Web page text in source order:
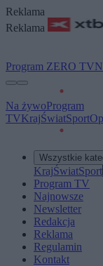
Reklama
Reklama
Program ZERO TV
Na żywoProgram
TVKrajŚwiatSport
Wszystkie
KrajŚwiatSport
Program TV
Najnowsze
Newsletter
Redakcja
Reklama
Regulamin
Kontakt